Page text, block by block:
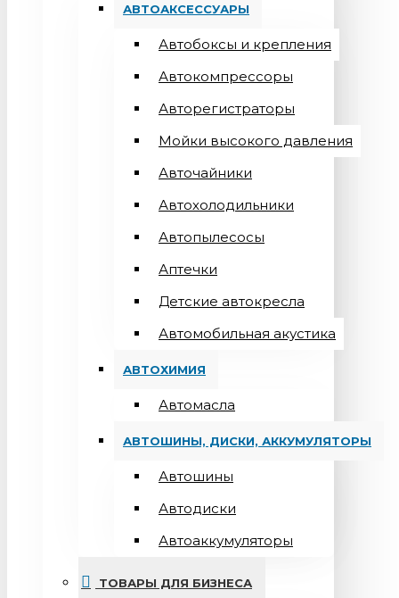
АВТОАКСЕССУАРЫ
Автобоксы и крепления
Автокомпрессоры
Авторегистраторы
Мойки высокого давления
Авточайники
Автохолодильники
Автопылесосы
Аптечки
Детские автокресла
Автомобильная акустика
АВТОХИМИЯ
Автомасла
АВТОШИНЫ, ДИСКИ, АККУМУЛЯТОРЫ
Автошины
Автодиски
Автоаккумуляторы
ТОВАРЫ ДЛЯ БИЗНЕСА